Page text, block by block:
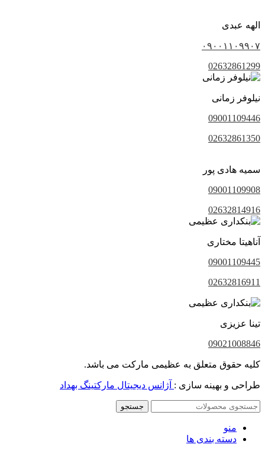
الهه عبدی
۰۹۰۰۱۱۰۹۹۰۷
02632861299
نیلوفر زمانی
09001109446
02632861350
سمیه هادی پور
09001109908
02632814916
آناهیتا مختاری
09001109445
02632816911
تینا عزیزی
09021008846
کلیه حقوق متعلق به عظیمی مارکت می باشد.
طراحی و بهینه سازی : آژانس دیجیتال مارکتینگ بهداد
جستجو
منو
دسته بندی ها